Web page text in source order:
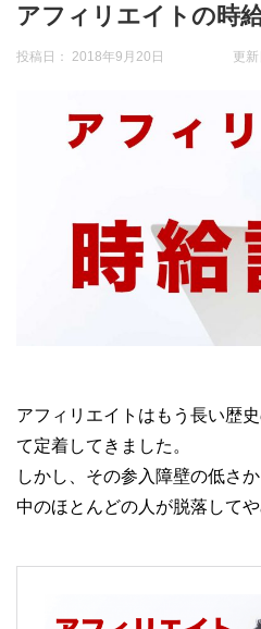
アフィリエイトの時
投稿日： 2018年9月20日 更新
アフィリエイトはもう長い歴
て定着してきました。
しかし、その参入障壁の低さ
中のほとんどの人が脱落してや